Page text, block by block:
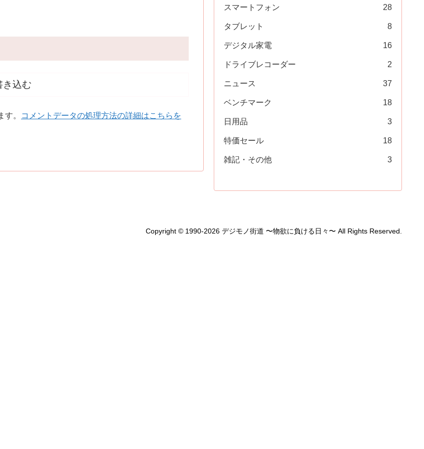
き込む
。
コメントデータの処理方法の詳細はこちらを
スマートフォン 28
タブレット 8
デジタル家電 16
ドライブレコーダー 2
ニュース 37
ベンチマーク 18
日用品 3
特価セール 18
雑記・その他 3
Copyright © 1990-2026 デジモノ街道 〜物欲に負ける日々〜 All Rights Reserved.